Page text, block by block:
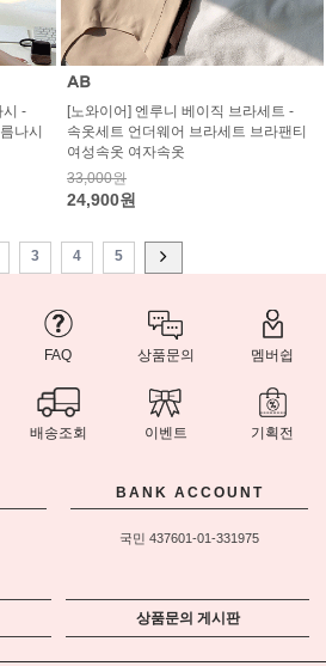
시 -
나시
[노와이어] 엔루니 베이직 브라세트 -
속옷세트 언더웨어 브라세트 브라팬티
여성속옷 여자속옷
33,000원
24,900원
3 4 5
FAQ 상품문의 멤버쉽
배송조회 이벤트 기획전
BANK ACCOUNT
국민 437601-01-331975
상품문의 게시판